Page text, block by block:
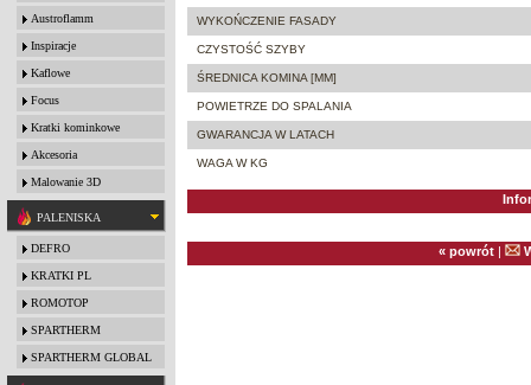
Austroflamm
Inspiracje
Kaflowe
Focus
Kratki kominkowe
Akcesoria
Malowanie 3D
PALENISKA
DEFRO
KRATKI PL
ROMOTOP
SPARTHERM
SPARTHERM GLOBAL
WYKOŃCZENIE FASADY
CZYSTOŚĆ SZYBY
ŚREDNICA KOMINA [MM]
POWIETRZE DO SPALANIA
GWARANCJA W LATACH
WAGA W KG
« powrót |